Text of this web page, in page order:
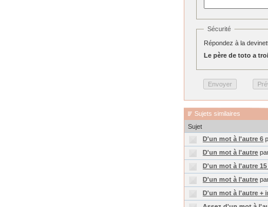
Sécurité
Répondez à la
Le père de toto a
Sujets similaires
Sujet
D'un mot à l'autre 6
D'un mot à l'autre
D'un mot à l'autre
D'un mot à l'autre
D'un mot à l'autre +